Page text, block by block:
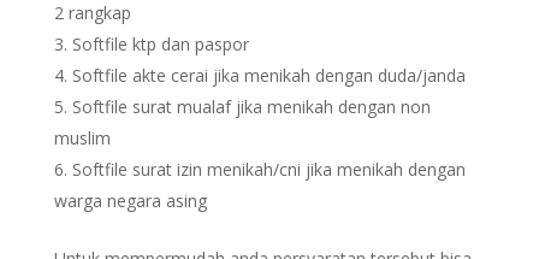
2 rangkap
Softfile ktp dan paspor
Softfile akte cerai jika menikah dengan duda/janda
Softfile surat mualaf jika menikah dengan non
muslim
Softfile surat izin menikah/cni jika menikah dengan
warga negara asing